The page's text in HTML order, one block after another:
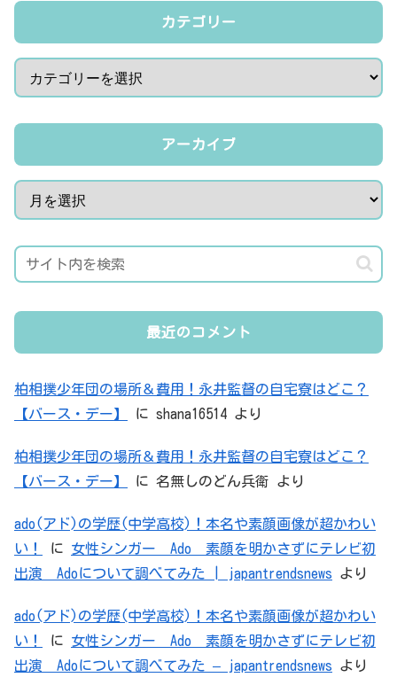
カテゴリー
アーカイブ
最近のコメント
柏相撲少年団の場所＆費用！永井監督の自宅寮はどこ？
【バース・デー】
に shana16514 より
柏相撲少年団の場所＆費用！永井監督の自宅寮はどこ？
【バース・デー】
に 名無しのどん兵衛 より
ado(アド)の学歴(中学高校)！本名や素顔画像が超かわい
い！
に 女性シンガー Ado 素顔を明かさずにテレビ初
出演 Adoについて調べてみた | japantrendsnews より
ado(アド)の学歴(中学高校)！本名や素顔画像が超かわい
い！
に 女性シンガー Ado 素顔を明かさずにテレビ初
出演 Adoについて調べてみた – japantrendsnews より